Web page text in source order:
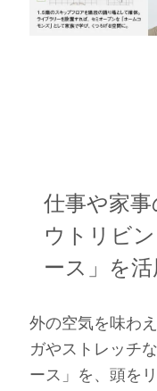
仕事や家事
ウトリビ
ース」を活
外の空気を味わ
ガやストレッチ
ース」を、頭を